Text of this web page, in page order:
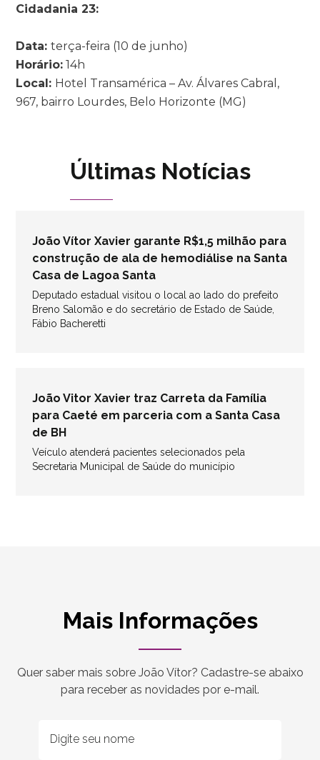
Cidadania 23:
Data:terça-feira (10 de junho)
Horário: 14h
Local: Hotel Transamérica – Av. Álvares Cabral,
967, bairro Lourdes, Belo Horizonte (MG)
Últimas Notícias
João Vítor Xavier garante R$1,5 milhão para
construção de ala de hemodiálise na Santa
Casa de Lagoa Santa
Deputado estadual visitou o local ao lado do prefeito
Breno Salomão e do secretário de Estado de Saúde,
Fábio Bacheretti
João Vitor Xavier traz Carreta da Família
para Caeté em parceria com a Santa Casa
de BH
Veículo atenderá pacientes selecionados pela
Secretaria Municipal de Saúde do município
Mais Informações
Quer saber mais sobre João Vítor? Cadastre-se abaixo
para receber as novidades por e-mail.